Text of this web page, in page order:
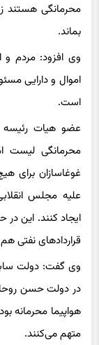
محرمانگی هستند
بماند.
وی افزود: مردم و
اموال و دارایی‌
است.
عضو هیات
محرمانگی لیست
غوغاسازان برای
علیه مجلس
ایجاد کنند. این
قراردادهای نفتی
وی گفت: دولت
در دولت حسن
هواپیما محرمانه
متهم می‌کنند.